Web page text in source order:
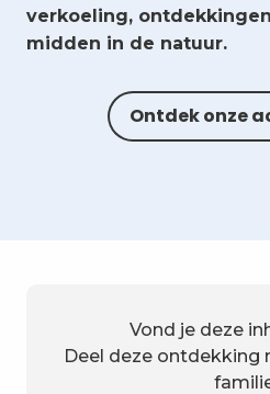
verkoeling,
midden in de natuur.
Ontdek onze
Vond je deze
Deel deze ontdekking